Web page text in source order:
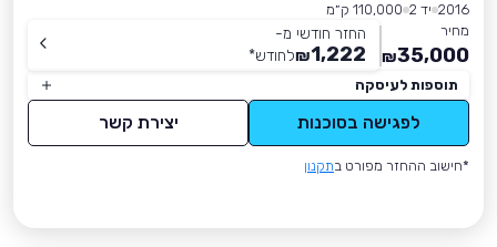
2016 יד 2
110,000 ק״מ
מחיר
35,000
₪
החזר חודשי מ-
1,222
₪לחודש*
תוספות לעיסקה
לפגישה בסוכנות יצירת קשר
*חישוב ההחזר מפורט בתקנון